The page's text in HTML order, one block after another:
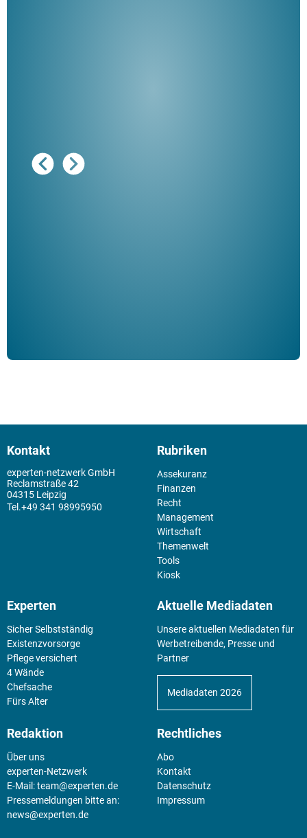
Kontakt
experten-netzwerk GmbH
Reclamstraße 42
04315 Leipzig
+49 341 98995950
Rubriken
Assekuranz
Finanzen
Recht
Management
Wirtschaft
Themenwelt
Tools
Kiosk
Experten
Sicher Selbstständig
Existenz­vorsorge
Pflege versichert
4 Wände
Chefsache
Fürs Alter
Aktuelle Mediadaten
Unsere aktuellen Mediadaten für
Werbetreibende, Presse und
Partner
Mediadaten 2026
Redaktion
Über uns
experten-Netzwerk
E-Mail:team@experten.de
Pressemeldungen bitte an:
news@experten.de
Rechtliches
Abo
Kontakt
Datenschutz
Impressum